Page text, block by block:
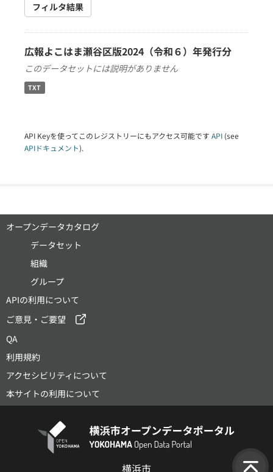
フィルタ結果
広報よこはま瀬谷区版2024（令和６）年発行分
このデータセットには説明がありません
TXT
API Keyを使ってこのレジストリーにもアクセス可能です API (see
APIドキュメント).
オープンデータカタログ
データセット
組織
グループ
APIの利用について
ご意見・ご要望
QA
利用規約
アクセシビリティについて
本サイトの利用について
横浜市